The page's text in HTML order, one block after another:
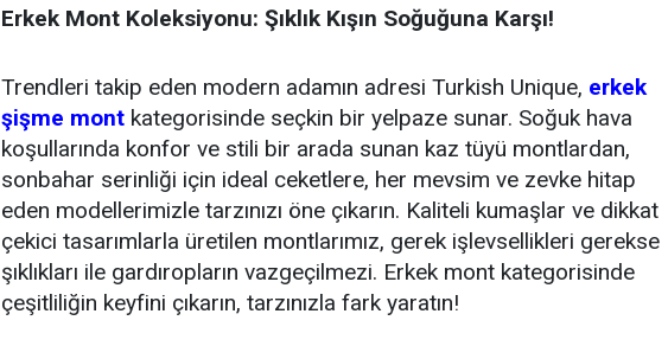
Erkek Mont Koleksiyonu: Şıklık Kışın Soğuğuna Karşı!
Trendleri takip eden modern adamın adresi Turkish Unique, erkek
şişme mont kategorisinde seçkin bir yelpaze sunar. Soğuk hava
koşullarında konfor ve stili bir arada sunan kaz tüyü montlardan,
sonbahar serinliği için ideal ceketlere, her mevsim ve zevke hitap
eden modellerimizle tarzınızı öne çıkarın. Kaliteli kumaşlar ve dikkat
çekici tasarımlarla üretilen montlarımız, gerek işlevsellikleri gerekse
şıklıkları ile gardıropların vazgeçilmezi. Erkek mont kategorisinde
çeşitliliğin keyfini çıkarın, tarzınızla fark yaratın!